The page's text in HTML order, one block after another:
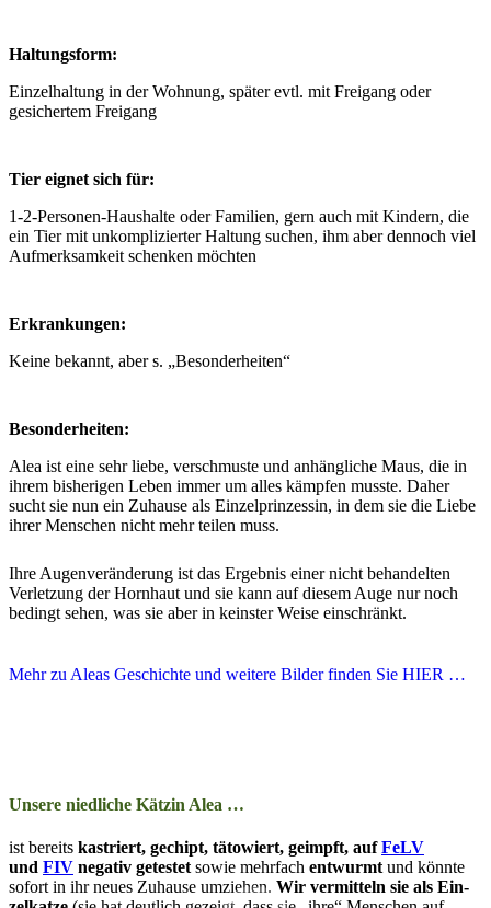
Haltungsform:
Einzelhaltung in der Wohnung, später evtl. mit Freigang oder
gesichertem Freigang
Tier eignet sich für:
1-2-Personen-Haushalte oder Familien, gern auch mit Kindern, die
ein Tier mit unkomplizierter Haltung suchen, ihm aber dennoch viel
Aufmerksamkeit schenken möchten
Erkrankungen:
Keine bekannt, aber s. „Besonderheiten“
Besonderheiten:
Alea ist eine sehr liebe, verschmuste und anhängliche Maus, die in
ihrem bisherigen Leben immer um alles kämpfen musste. Daher
sucht sie nun ein Zuhause als Einzelprinzessin, in dem sie die Liebe
ihrer Menschen nicht mehr teilen muss.
Ihre Augen­ver­än­der­ung ist das Er­geb­nis ein­er nicht be­han­del­ten
Ver­letz­ung der Horn­haut und sie kann auf diesem Auge nur noch
be­dingt seh­en, was sie aber in keins­ter Wei­se ein­schränkt.
Mehr zu Aleas Geschichte und weitere Bilder finden Sie HIER …
Unsere niedliche Kätzin Alea …
ist bereits kas­­triert, ge­­chipt, tä­­to­­wiert, ge­impft, aufFeLV
und FIV ne­­ga­tiv ge­­tes­­tet so­­wie mehr­­fach ent­wurmt und kön­nte
so­­fort in ihr neu­­es Zu­­hau­­se um­zieh­en. Wir ver­­­mit­t­­eln sie als Ein­